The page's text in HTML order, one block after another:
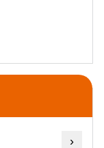
›